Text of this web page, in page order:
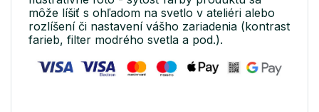
môže líšiť s ohľadom na svetlo v ateliéri alebo
rozlíšení či nastavení vášho zariadenia (kontrast
farieb, filter modrého svetla a pod.).